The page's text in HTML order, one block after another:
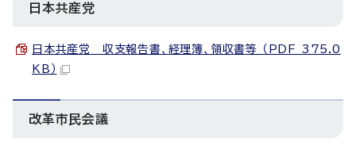
日本共産党
日本共産党 収支報告書、経理簿、領収書等 （PDF 375.0
KB）
改革市民会議